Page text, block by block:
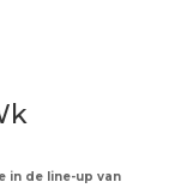
in de line-up van